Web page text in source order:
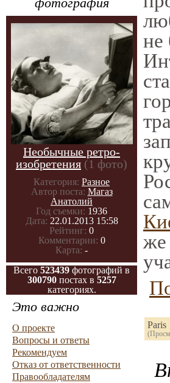
Необычные ретро-
изобретения (1 фото)
Категория: Разное
Автор поста: Магаз
Анатолий
Год съемки: 1936
Дата: 22.01.2013 15:58
Рейтинг: 0
Комментарии: 0
Карта: -
Всего 523439 фотографий в
300790постах в 5257
категориях.
Это важно
О проекте
Вопросы и ответы
Рекомендуем
Отказ от ответственности
Правообладателям
не
же
Paris